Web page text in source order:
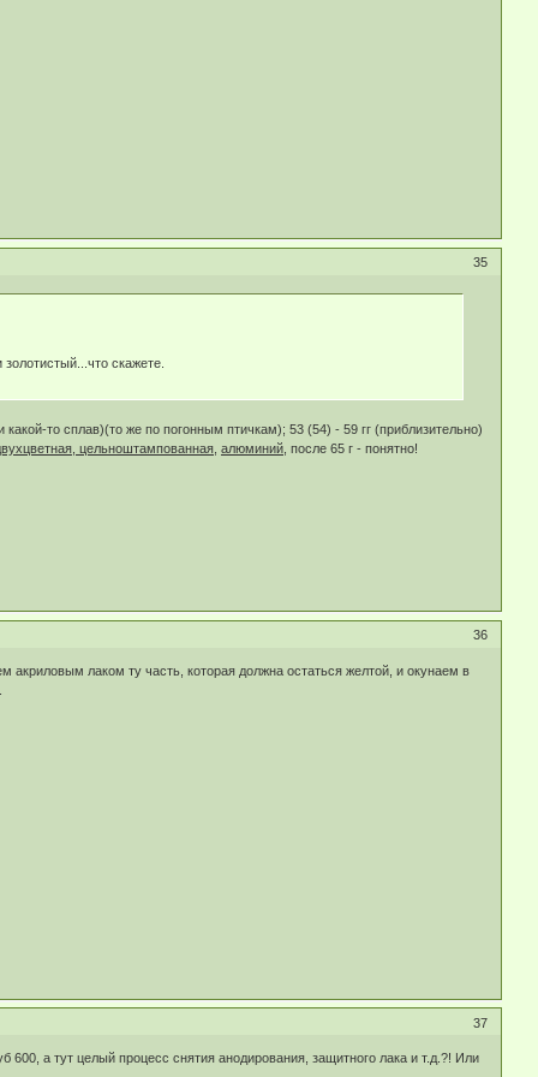
35
скажете.
то сплав)(то же по погонным птичкам); 53 (54) - 59 гг (приблизительно)
цельноштампованная, алюминий , после 65 г - понятно!
36
акриловым лаком ту часть, которая должна остаться желтой, и окунаем в
37
а тут целый процесс снятия анодирования, защитного лака и т.д.?! Или